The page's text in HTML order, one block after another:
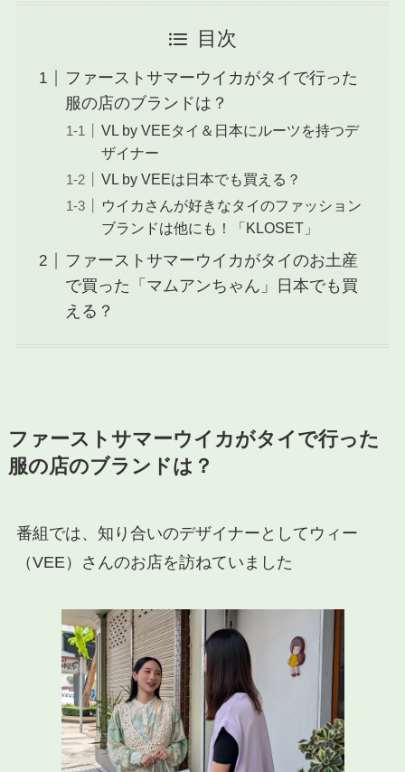
目次
ファーストサマーウイカがタイで行った
服の店のブランドは？
VL by VEEタイ＆日本にルーツを持つデ
ザイナー
VL by VEEは日本でも買える？
ウイカさんが好きなタイのファッション
ブランドは他にも！「KLOSET」
ファーストサマーウイカがタイのお土産
で買った「マムアンちゃん」日本でも買
える？
ファーストサマーウイカがタイで行った
服の店のブランドは？
番組では、知り合いのデザイナーとしてウィー
（VEE）さんのお店を訪ねていました